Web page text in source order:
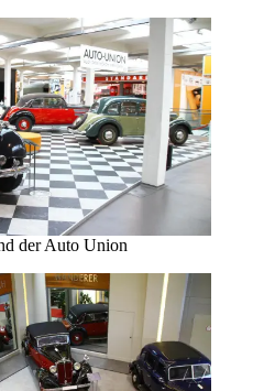
der Auto Union